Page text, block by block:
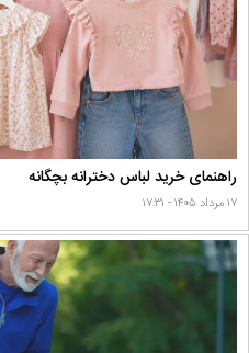
راهنمای خرید لباس دخترانه بچگانه
۱۷ مرداد ۱۴۰۵ - ۱۷:۳۱